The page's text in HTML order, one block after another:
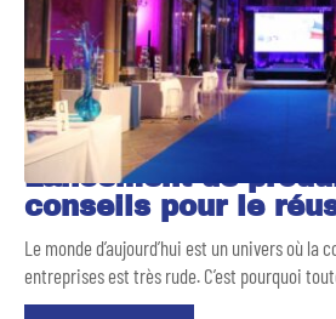
Lancement de
conseils pour le
Le monde d’aujourd’hui est un univers où la
entreprises est très rude. C’est pourquoi